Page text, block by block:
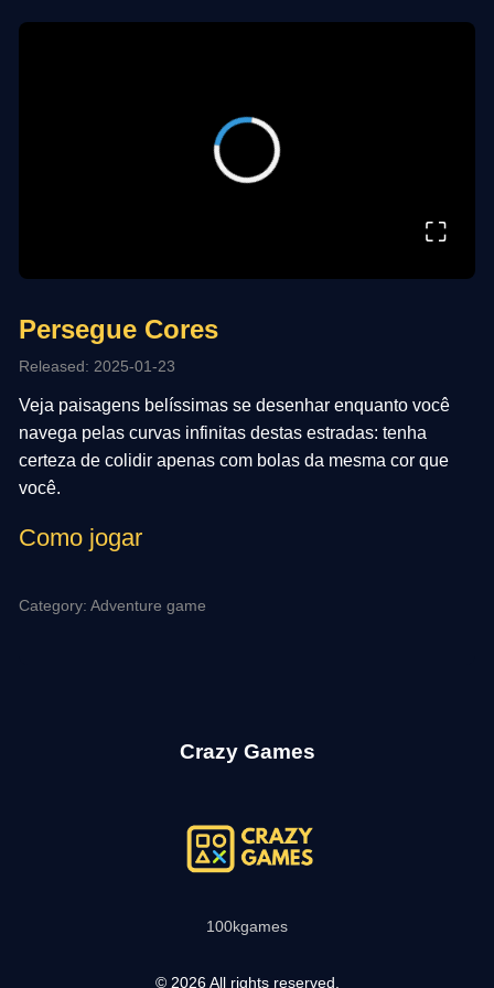
⛶
Persegue Cores
Released: 2025-01-23
Veja paisagens belíssimas se desenhar enquanto você
navega pelas curvas infinitas destas estradas: tenha
certeza de colidir apenas com bolas da mesma cor que
você.
Como jogar
Category: Adventure game
Crazy Games
100kgames
© 2026 All rights reserved.